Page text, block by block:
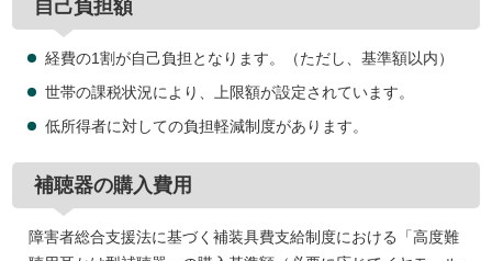
自己負担額
経費の1割が自己負担となります。（ただし、基準額以内）
世帯の課税状況により、上限額が設定されています。
低所得者に対しての負担軽減制度があります。
補聴器の購入費用
障害者総合支援法に基づく補装具費支給制度における「高度難